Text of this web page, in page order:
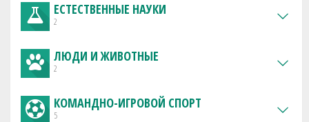
ЕСТЕСТВЕННЫЕ НАУКИ
2
ЛЮДИ И ЖИВОТНЫЕ
2
КОМАНДНО-ИГРОВОЙ СПОРТ
5